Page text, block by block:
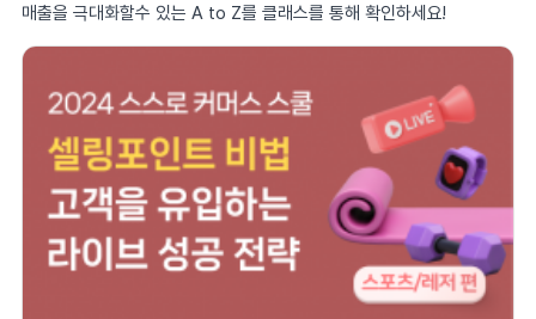
매출을 극대화할수 있는 A to Z를 클래스를 통해 확인하세요!